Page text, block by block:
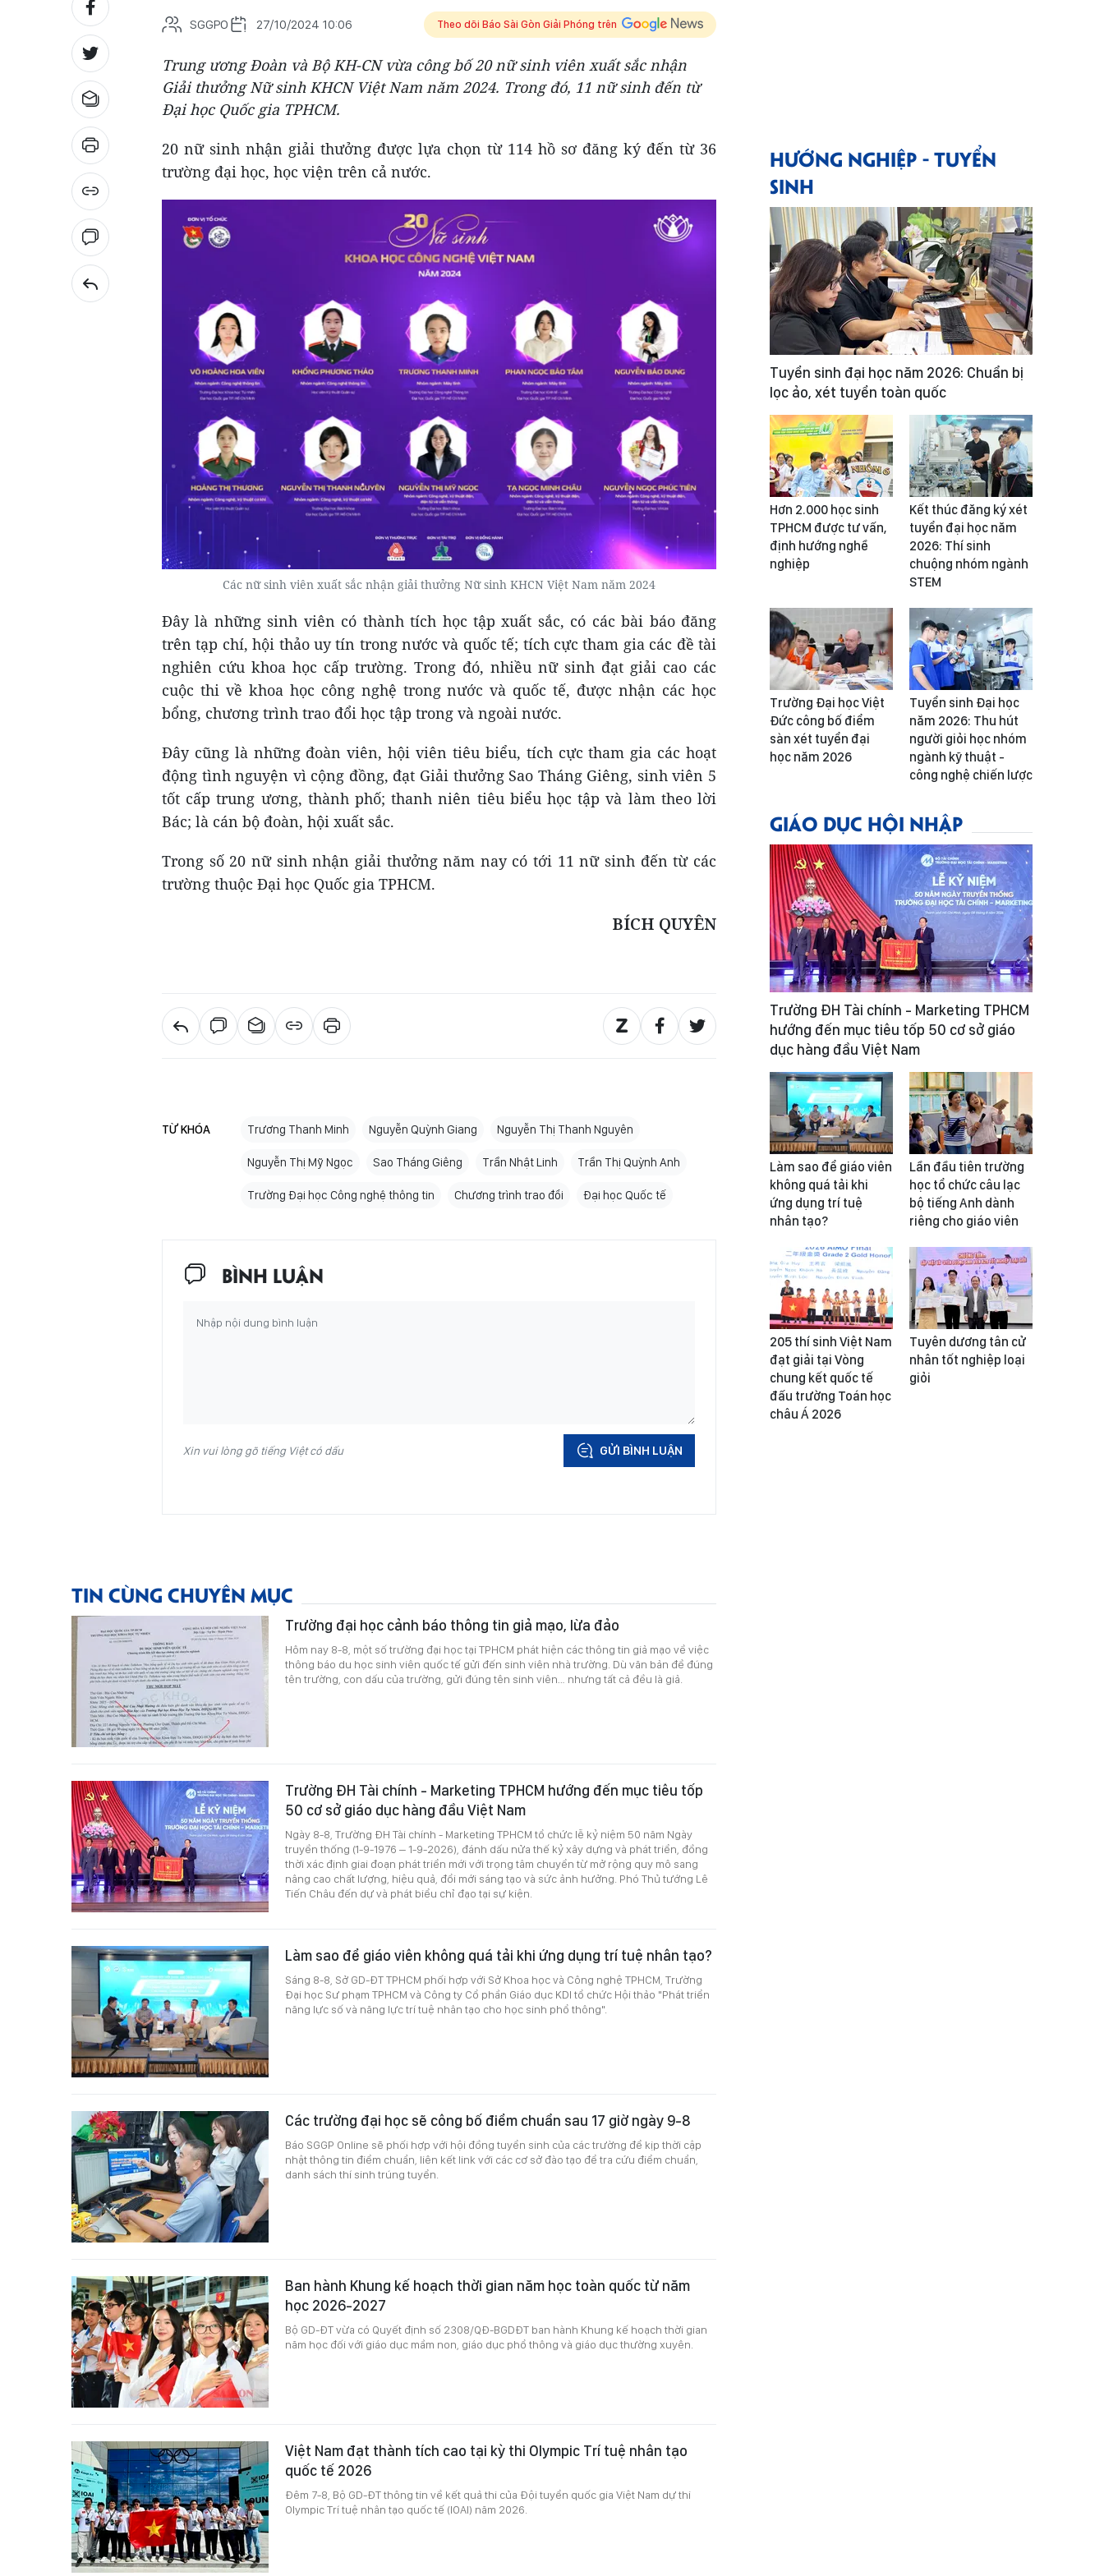
SGGPO 27/10/2024 10:06 Theo dõi Báo Sài Gòn Giải Phóng trên
Trung ương Đoàn và Bộ KH-CN vừa công bố 20 nữ sinh viên xuất sắc nhận
Giải thưởng Nữ sinh KHCN Việt Nam năm 2024. Trong đó, 11 nữ sinh đến từ
Đại học Quốc gia TPHCM.
20 nữ sinh nhận giải thưởng được lựa chọn từ 114 hồ sơ đăng ký đến từ 36
trường đại học, học viện trên cả nước.
Các nữ sinh viên xuất sắc nhận giải thưởng Nữ sinh KHCN Việt Nam năm 2024
Đây là những sinh viên có thành tích học tập xuất sắc, có các bài báo đăng
trên tạp chí, hội thảo uy tín trong nước và quốc tế; tích cực tham gia các đề tài
nghiên cứu khoa học cấp trường. Trong đó, nhiều nữ sinh đạt giải cao các
cuộc thi về khoa học công nghệ trong nước và quốc tế, được nhận các học
bổng, chương trình trao đổi học tập trong và ngoài nước.
Đây cũng là những đoàn viên, hội viên tiêu biểu, tích cực tham gia các hoạt
động tình nguyện vì cộng đồng, đạt Giải thưởng Sao Tháng Giêng, sinh viên 5
tốt cấp trung ương, thành phố; thanh niên tiêu biểu học tập và làm theo lời
Bác; là cán bộ đoàn, hội xuất sắc.
Trong số 20 nữ sinh nhận giải thưởng năm nay có tới 11 nữ sinh đến từ các
trường thuộc Đại học Quốc gia TPHCM.
BÍCH QUYÊN
TỪ KHÓA Trương Thanh Minh Nguyễn Quỳnh Giang Nguyễn Thị Thanh Nguyên
Nguyễn Thị Mỹ Ngọc Sao Tháng Giêng Trần Nhật Linh Trần Thị Quỳnh Anh
Trường Đại học Công nghệ thông tin Chương trình trao đổi Đại học Quốc tế
BÌNH LUẬN
Xin vui lòng gõ tiếng Việt có dấu GỬI BÌNH LUẬN
TIN CÙNG CHUYÊN MỤC
Trường đại học cảnh báo thông tin giả mạo, lừa đảo
Hôm nay 8-8, một số trường đại học tại TPHCM phát hiện các thông tin giả mạo về việc
thông báo du học sinh viên quốc tế gửi đến sinh viên nhà trường. Dù văn bản đề đúng
tên trường, con dấu của trường, gửi đúng tên sinh viên… nhưng tất cả đều là giả.
Trường ĐH Tài chính - Marketing TPHCM hướng đến mục tiêu tốp
50 cơ sở giáo dục hàng đầu Việt Nam
Ngày 8-8, Trường ĐH Tài chính - Marketing TPHCM tổ chức lễ kỷ niệm 50 năm Ngày
truyền thống (1-9-1976 – 1-9-2026), đánh dấu nửa thế kỷ xây dựng và phát triển, đồng
thời xác định giai đoạn phát triển mới với trọng tâm chuyển từ mở rộng quy mô sang
nâng cao chất lượng, hiệu quả, đổi mới sáng tạo và sức ảnh hưởng. Phó Thủ tướng Lê
Tiến Châu đến dự và phát biểu chỉ đạo tại sự kiện.
Làm sao để giáo viên không quá tải khi ứng dụng trí tuệ nhân tạo?
Sáng 8-8, Sở GD-ĐT TPHCM phối hợp với Sở Khoa học và Công nghệ TPHCM, Trường
Đại học Sư phạm TPHCM và Công ty Cổ phần Giáo dục KDI tổ chức Hội thảo "Phát triển
năng lực số và năng lực trí tuệ nhân tạo cho học sinh phổ thông".
Các trường đại học sẽ công bố điểm chuẩn sau 17 giờ ngày 9-8
Báo SGGP Online sẽ phối hợp với hội đồng tuyển sinh của các trường để kịp thời cập
nhật thông tin điểm chuẩn, liên kết link với các cơ sở đào tạo để tra cứu điểm chuẩn,
danh sách thí sinh trúng tuyển.
Ban hành Khung kế hoạch thời gian năm học toàn quốc từ năm
học 2026-2027
Bộ GD-ĐT vừa có Quyết định số 2308/QÐ-BGDĐT ban hành Khung kế hoạch thời gian
năm học đối với giáo dục mầm non, giáo dục phổ thông và giáo dục thường xuyên.
Việt Nam đạt thành tích cao tại kỳ thi Olympic Trí tuệ nhân tạo
quốc tế 2026
Đêm 7-8, Bộ GD-ĐT thông tin về kết quả thi của Đội tuyển quốc gia Việt Nam dự thi
Olympic Trí tuệ nhân tạo quốc tế (IOAI) năm 2026.
HƯỚNG NGHIỆP - TUYỂN
SINH
Tuyển sinh đại học năm 2026: Chuẩn bị
lọc ảo, xét tuyển toàn quốc
Hơn 2.000 học sinh
TPHCM được tư vấn,
định hướng nghề
nghiệp
Kết thúc đăng ký xét
tuyển đại học năm
2026: Thí sinh
chuộng nhóm ngành
STEM
Trường Đại học Việt
Đức công bố điểm
sàn xét tuyển đại
học năm 2026
Tuyển sinh Đại học
năm 2026: Thu hút
người giỏi học nhóm
ngành kỹ thuật -
công nghệ chiến lược
GIÁO DỤC HỘI NHẬP
Trường ĐH Tài chính - Marketing TPHCM
hướng đến mục tiêu tốp 50 cơ sở giáo
dục hàng đầu Việt Nam
Làm sao để giáo viên
không quá tải khi
ứng dụng trí tuệ
nhân tạo?
Lần đầu tiên trường
học tổ chức câu lạc
bộ tiếng Anh dành
riêng cho giáo viên
205 thí sinh Việt Nam
đạt giải tại Vòng
chung kết quốc tế
đấu trường Toán học
châu Á 2026
Tuyên dương tân cử
nhân tốt nghiệp loại
giỏi